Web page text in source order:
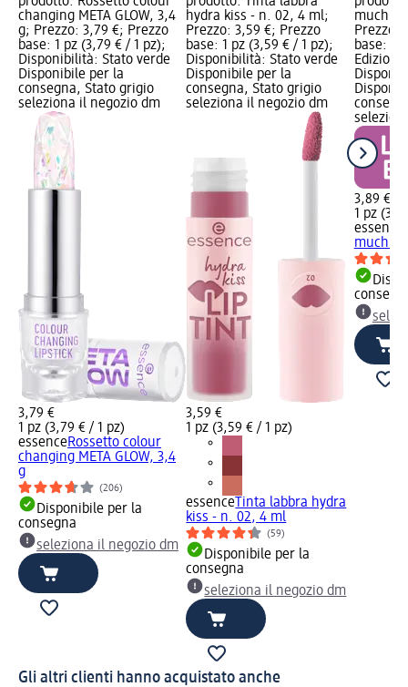
changing META GLOW, 3,4
g; Prezzo: 3,79 €; Prezzo
base: 1 pz (3,79 € / 1 pz);
Disponibilità: Stato verde
Disponibile per la
consegna, Stato grigio
seleziona il negozio dm
3,79 €
1 pz (3,79 € / 1 pz)
essenceRossetto colour
changing META GLOW, 3,4
g
(206)
Disponibile per la
consegna
seleziona il negozio dm
hydra kiss - n. 02, 4 ml;
Prezzo: 3,59 €; Prezzo
base: 1 pz (3,59 € / 1 pz);
Disponibilità: Stato verde
Disponibile per la
consegna, Stato grigio
seleziona il negozio dm
3,59 €
1 pz (3,59 € / 1 pz)
essence Tinta labbra hydra
kiss - n. 02, 4 ml
(59)
Disponibile per la
consegna
seleziona il negozio dm
much! -
Prezzo:
base: 1
3,89 €
1 pz
essence
much! -
Gli altri clienti hanno acquistato anche